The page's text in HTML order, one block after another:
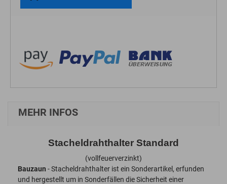
MEHR INFOS
Stacheldrahthalter Standard
(vollfeuerverzinkt)
Bauzaun - Stacheldrahthalter ist ein Sonderartikel, erfunden
und hergestellt um in Sonderfällen die Sicherheit einer